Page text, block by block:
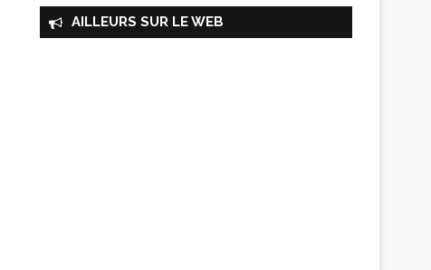
AILLEURS SUR LE WEB